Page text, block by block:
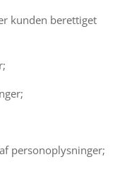
kunden berettiget
personoplysninger;